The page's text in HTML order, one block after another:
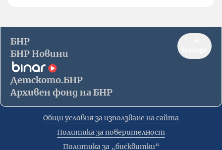
БНР
БНР Новини
Детското.БНР
Архивен фонд на БНР
Общи условия за използване на сайта
Политика за поверителност
Политика за „бисквитки“